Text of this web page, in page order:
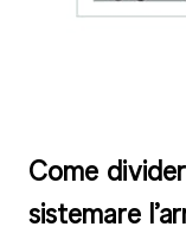
Come
sistemare